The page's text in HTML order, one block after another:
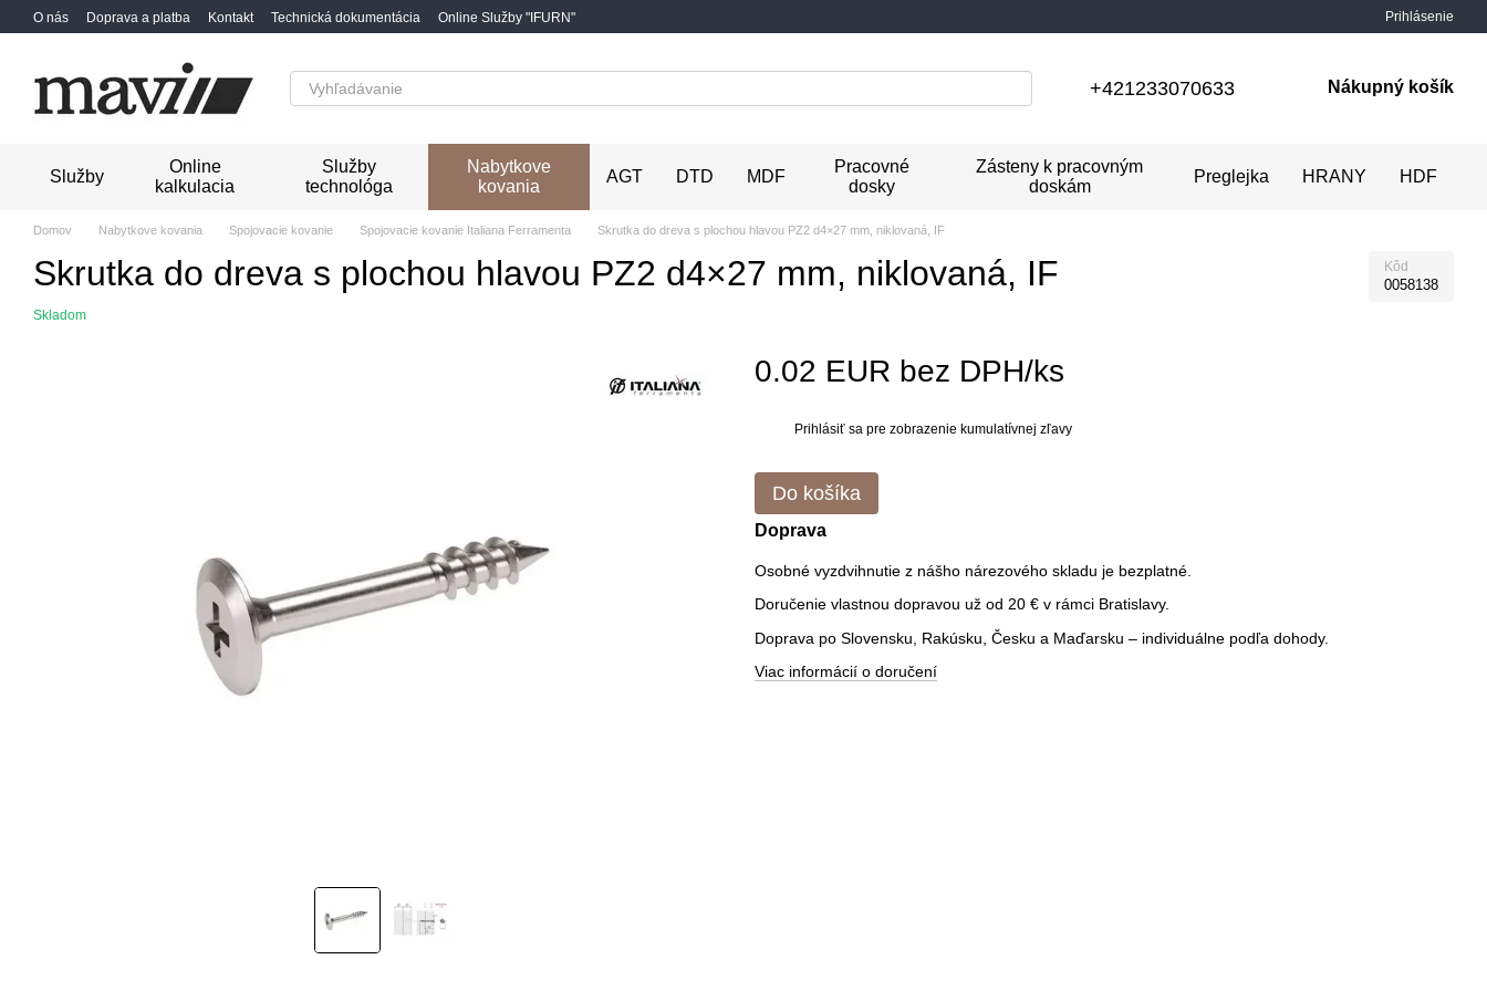
Перейти к основному контенту
O nás Doprava a platba Kontakt Technická dokumentácia Online Služby "IFURN" Prihlásenie
+421233070633 Nákupný košík
Služby
Online
kalkulacia
Služby
technológa
Nabytkove
kovania
AGT DTD MDF
Pracovné
dosky
Zásteny k pracovným
doskám
Preglejka HRANY HDF
Domov Nabytkove kovania Spojovacie kovanie Spojovacie kovanie Italiana Ferramenta Skrutka do dreva s plochou hlavou PZ2 d4×27 mm, niklovaná, IF
Skrutka do dreva s plochou hlavou PZ2 d4×27 mm, niklovaná, IF Kôd
0058138
Skladom
0.02 EUR bez DPH/ks
Prihlásiť sa pre zobrazenie kumulatívnej zľavy
Do košíka
Doprava
Osobné vyzdvihnutie z nášho nárezového skladu je bezplatné.
Doručenie vlastnou dopravou už od 20 € v rámci Bratislavy.
Doprava po Slovensku, Rakúsku, Česku a Maďarsku – individuálne podľa dohody.
Viac informácií o doručení